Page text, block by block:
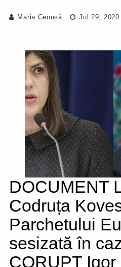
Maria Cenușă Jul 29, 2020
DOCUMENT
Codruța
Parchetului
sesizată în
CORUPT Igor